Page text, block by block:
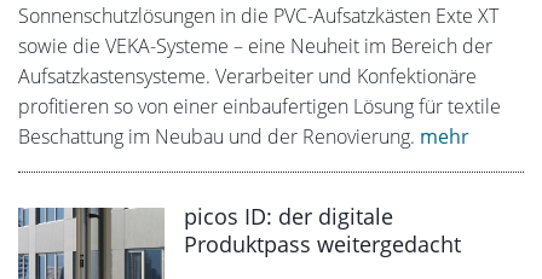
Sonnenschutzlösungen in die PVC-Aufsatzkästen Exte XT
sowie die VEKA-Systeme – eine Neuheit im Bereich der
Aufsatzkastensysteme. Verarbeiter und Konfektionäre
profitieren so von einer einbaufertigen Lösung für textile
Beschattung im Neubau und der Renovierung. mehr
picos ID: der digitale
Produktpass weitergedacht